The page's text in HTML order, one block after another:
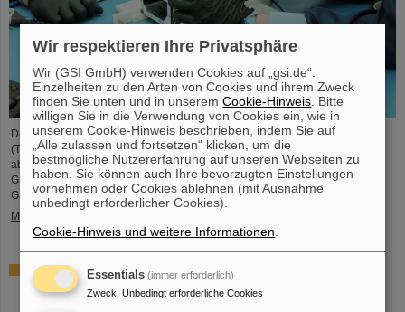
Der studentische Raumfahrtverein TU Darmstadt Space Technology e.V.
(TUDSaT) hat erfolgreich den Zusammenbau des TRACE-Satelliten
abgeschlossen – in der Reinraumumgebung des Detektorlabors von
GSI/FAIR. Mit an Bord des Satelliten befinden sich auch Detektoren von
GSI/FAIR, mit denen geladene Teilchen im Orbit gemessen werden sollen.
Mehr »
Zusammenarbeit bei Forschung und Anwendung der
Partikeltherapie – THM und GSI/FAIR schließen
Kooperationsvereinbarung
Wir respektieren Ihre Privatsphäre
Wir (GSI GmbH) verwenden Cookies auf „gsi.de“.
Einzelheiten zu den Arten von Cookies und ihrem Zweck
finden Sie unten und in unseremCookie-Hinweis . Bitte
willigen Sie in die Verwendung von Cookies ein, wie in
unserem Cookie-Hinweis beschrieben, indem Sie auf
„Alle zulassen und fortsetzen“ klicken, um die
bestmögliche Nutzererfahrung auf unseren Webseiten zu
haben. Sie können auch Ihre bevorzugten Einstellungen
vornehmen oder Cookies ablehnen (mit Ausnahme
unbedingt erforderlicher Cookies).
Cookie-Hinweis und weitere Informationen
Essentials (immer erforderlich)
Zweck: Unbedingt erforderliche Cookies